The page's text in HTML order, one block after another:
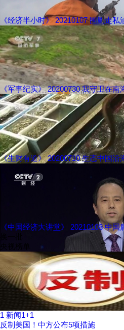
《经济半小时》 20210107 围剿走私
《军事纪实》 20200730 我守卫在南
《生财有道》 20200710 生态中国
《中国经济大讲堂》 20210103 中国
1 新闻1+1
反制美国！中方公布5项措施